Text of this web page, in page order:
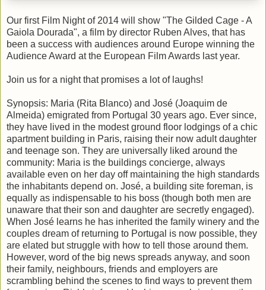
Our first Film Night of 2014 will show "The Gilded Cage - A
Gaiola Dourada", a film by director Ruben Alves, that has
been a success with audiences around Europe winning the
Audience Award at the European Film Awards last year.
Join us for a night that promises a lot of laughs!
Synopsis: Maria (Rita Blanco) and José (Joaquim de
Almeida) emigrated from Portugal 30 years ago. Ever since,
they have lived in the modest ground floor lodgings of a chic
apartment building in Paris, raising their now adult daughter
and teenage son. They are universally liked around the
community: Maria is the buildings concierge, always
available even on her day off maintaining the high standards
the inhabitants depend on. José, a building site foreman, is
equally as indispensable to his boss (though both men are
unaware that their son and daughter are secretly engaged).
When José learns he has inherited the family winery and the
couples dream of returning to Portugal is now possible, they
are elated but struggle with how to tell those around them.
However, word of the big news spreads anyway, and soon
their family, neighbours, friends and employers are
scrambling behind the scenes to find ways to prevent them